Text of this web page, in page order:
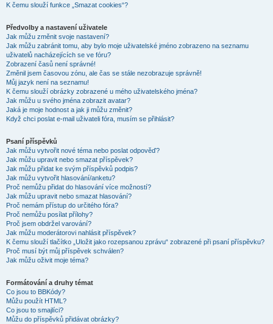
K čemu slouží funkce „Smazat cookies“?
Předvolby a nastavení uživatele
Jak můžu změnit svoje nastavení?
Jak můžu zabránit tomu, aby bylo moje uživatelské jméno zobrazeno na seznamu
uživatelů nacházejících se ve fóru?
Zobrazení časů není správné!
Změnil jsem časovou zónu, ale čas se stále nezobrazuje správně!
Můj jazyk není na seznamu!
K čemu slouží obrázky zobrazené u mého uživatelského jména?
Jak můžu u svého jména zobrazit avatar?
Jaká je moje hodnost a jak ji můžu změnit?
Když chci poslat e-mail uživateli fóra, musím se přihlásit?
Psaní příspěvků
Jak můžu vytvořit nové téma nebo poslat odpověď?
Jak můžu upravit nebo smazat příspěvek?
Jak můžu přidat ke svým příspěvků podpis?
Jak můžu vytvořit hlasování/anketu?
Proč nemůžu přidat do hlasování více možností?
Jak můžu upravit nebo smazat hlasování?
Proč nemám přístup do určitého fóra?
Proč nemůžu posílat přílohy?
Proč jsem obdržel varování?
Jak můžu moderátorovi nahlásit příspěvek?
K čemu slouží tlačítko „Uložit jako rozepsanou zprávu“ zobrazené při psaní příspěvku?
Proč musí být můj příspěvek schválen?
Jak můžu oživit moje téma?
Formátování a druhy témat
Co jsou to BBKódy?
Můžu použít HTML?
Co jsou to smajlíci?
Můžu do příspěvků přidávat obrázky?